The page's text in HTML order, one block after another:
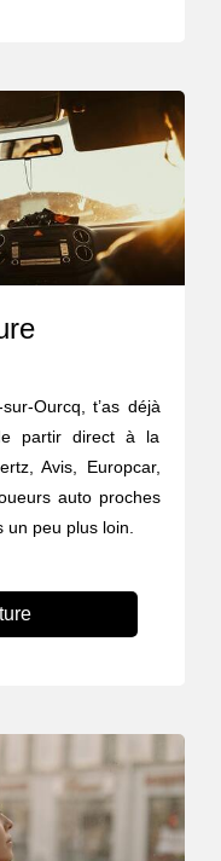
Ourcq, t’as déjà
partir direct à la
Avis, Europcar,
auto proches
peu plus loin.